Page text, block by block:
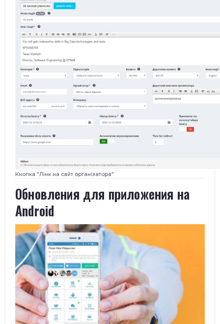
Кнопка "Лінк на сайт організатора"
​Обновления для приложения на
Android